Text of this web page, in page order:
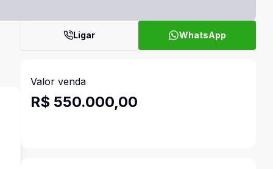
Ligar WhatsApp
Valor venda
R$ 550.000,00